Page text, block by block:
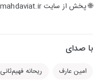
🌐 پخش از سایت mahdaviat.ir
با صدای
امین عارف ریحانه فهیم‌ثانی